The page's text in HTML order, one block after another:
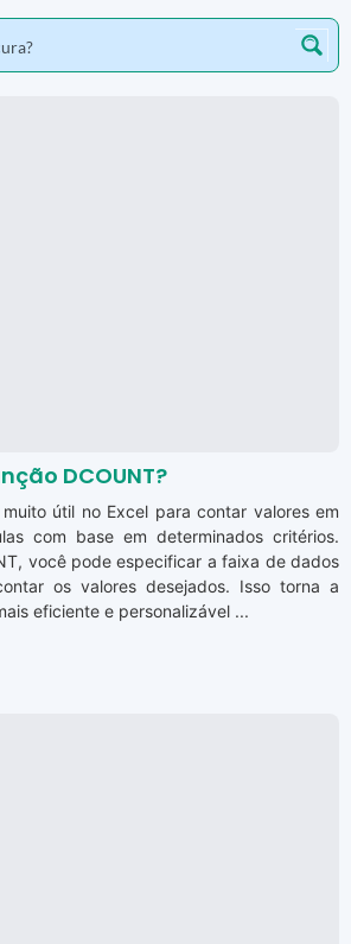
DCOUNT?
útil no Excel para contar valores em
com base em determinados critérios.
você pode especificar a faixa de dados
os valores desejados. Isso torna a
eficiente e personalizável ...